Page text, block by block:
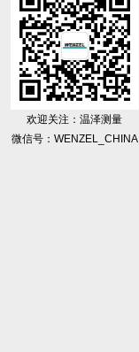
欢迎关注：温泽测量
微信号：WENZEL_CHINA